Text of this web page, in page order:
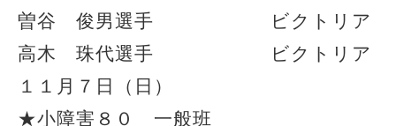
曽谷 俊男選手 ビクトリア
高木 珠代選手 ビクトリア
１１月７日（日）
★小障害８０ 一般班